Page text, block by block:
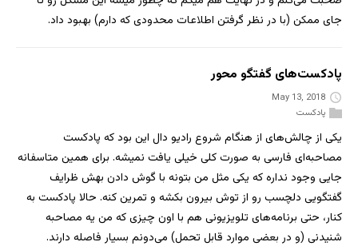
جای ممکن (با در نظر گرفتن اطلاعات محدودی که دارم) بهبود داد.
پادکست‌های گفتگو محور
May 13, 2018
پادکست
یکی از چالش‌های از هنگام شروع رادیو دال این بود که پادکست
مصاحبه‌ای فارسی به صورت کلی خیلی یافت نمیشه. برای همین متاسفانه
جایی وجود نداره که یکی مثل من بتونه با گوش دادن بهش ظرایف
گفتگویی دلچسب رو از توش بیرون بکشه و تمرین کنه. حالا پادکست به
کنار، حتی برنامه‌های تلویزیونی هم با اون چیزی که من یه مصاحبه
شنیدنی (و در بعضی موارد قابل تحمل) می‌دونم بسیار فاصله دارند.